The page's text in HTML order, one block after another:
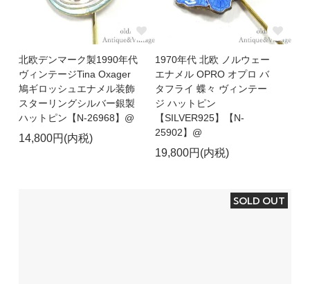
北欧デンマーク製1990年代
ヴィンテージTina Oxager
鳩ギロッシュエナメル装飾
スターリングシルバー銀製
ハットピン【N-26968】@
14,800円(内税)
1970年代 北欧 ノルウェー
エナメル OPRO オプロ バ
タフライ 蝶々 ヴィンテー
ジ ハットピン
【SILVER925】【N-
25902】@
19,800円(内税)
SOLD OUT